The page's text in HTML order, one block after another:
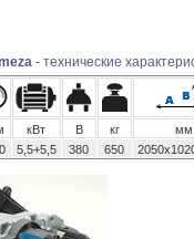
- технические
кВт В кг мм
5,5+5,5 380 650